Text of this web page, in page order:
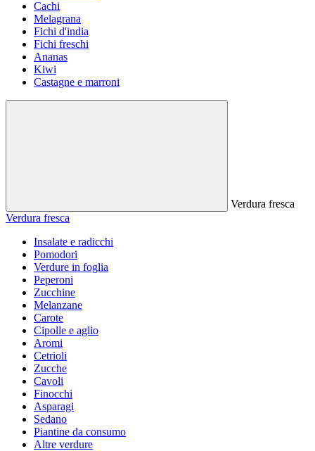
Cachi
Melagrana
Fichi d'india
Fichi freschi
Ananas
Kiwi
Castagne e marroni
Verdura fresca
Verdura fresca
Insalate e radicchi
Pomodori
Verdure in foglia
Peperoni
Zucchine
Melanzane
Carote
Cipolle e aglio
Aromi
Cetrioli
Zucche
Cavoli
Finocchi
Asparagi
Sedano
Piantine da consumo
Altre verdure